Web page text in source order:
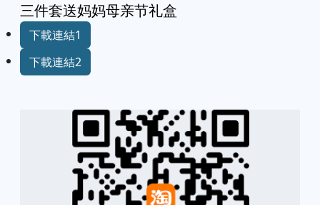
三件套送妈妈母亲节礼盒
下載連結1
下載連結2